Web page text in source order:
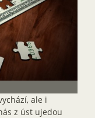
ale i
z úst ujedou